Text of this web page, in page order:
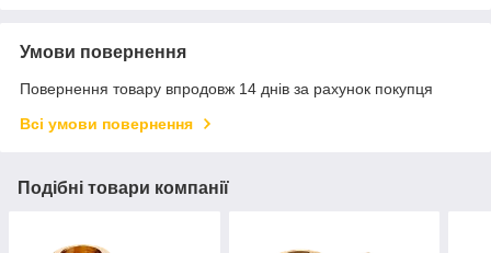
Умови повернення
Повернення товару впродовж 14 днів за рахунок покупця
Всі умови повернення
Подібні товари компанії